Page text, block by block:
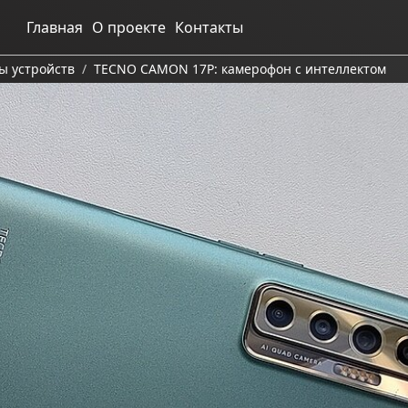
Главная О проекте Контакты
устройств TECNO CAMON 17P: камерофон с интеллектом